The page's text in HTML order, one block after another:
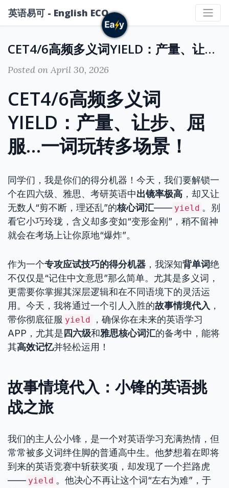
英语易可 - English ECO
CET4/6高频多义词YIELD：产量、让步、屈服…一词玩转多场景！
Posted on April 30, 2026
CET4/6高频多义词
YIELD：产量、让步、屈
服…一词玩转多场景！
同学们，我是你们的得分机器！今天，我们要解锁一
个在四六级、雅思、考研英语中出镜率极高 ，却又让
无数人“剪不断，理还乱”的核心词汇—— yield 。别
看它小巧玲珑，含义却多变如“变形金刚”，稍不留神
就会在考场上让你原地“爆炸”。
作为一个专攻应试技巧的得分机器 ，我深知背单词绝
不仅仅是“记住中文意思”那么简单。尤其是多义词，
更需要你掌握其深层逻辑和在不同语境下的灵活运
用。今天，我将通过一个引人入胜的故事情境代入 ，
带你彻底征服 yield
，确保你在未来的英语学习
APP，尤其是 四六级和雅思核心词汇的备考中，能将
其高效记忆并轻松运用！
故事情境代入：小锋的英语挑
战之旅
我们的主人公小锋，是一个对英语学习充满热情，但
常常被多义词绊住脚的普通高中生。他梦想着在即将
到来的英语竞赛中斩获奖项，却发现了一个拦路虎
—— yield 。他决心不再让这个词“左右为难”，于